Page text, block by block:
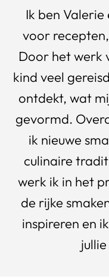
Ik ben
voor
Door het werk
kind veel
ontdekt, wat
gevormd.
ik nieuwe
culinaire
werk ik in het
de rijke
inspireren en